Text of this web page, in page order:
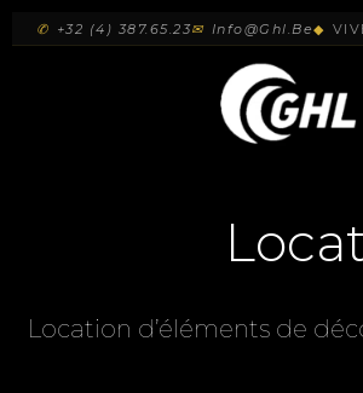
✆ +32 (4) 387.65.23✉ Info@ghl.be◆
Location d’éléments de